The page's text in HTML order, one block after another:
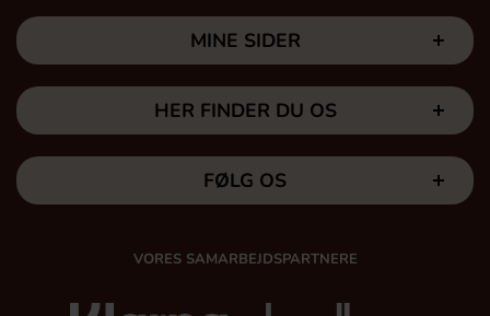
MINE SIDER
HER FINDER DU OS
FØLG OS
VORES SAMARBEJDSPARTNERE